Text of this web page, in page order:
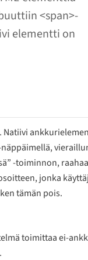
<span>-
elementti on
. Natiivi
-toiminnon, raahaa
jonka
tämän pois.
toimittaa ei-